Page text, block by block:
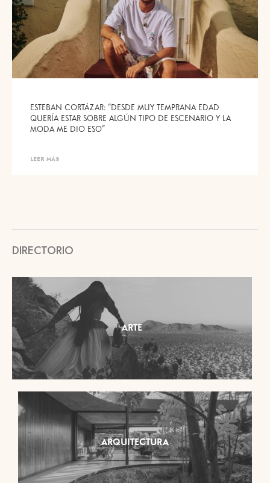
ESTEBAN CORTÁZAR: “DESDE MUY TEMPRANA EDAD
QUERÍA ESTAR SOBRE ALGÚN TIPO DE ESCENARIO Y LA
MODA ME DIO ESO”
LEER MÁS
DIRECTORIO
ARTE
ARQUITECTURA